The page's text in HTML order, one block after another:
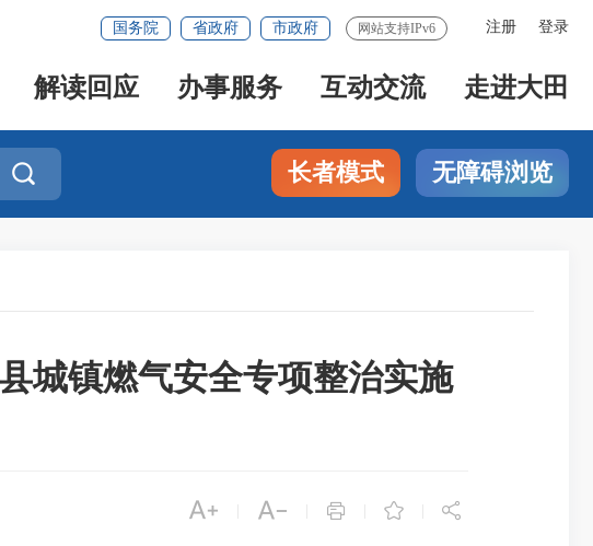
注册 登录
国务院 省政府 市政府 网站支持IPv6
解读回应 办事服务 互动交流 走进大田
 长者模式 无障碍浏览
城镇燃气安全专项整治实施
    